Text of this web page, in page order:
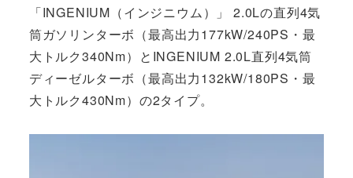
「INGENIUM（インジニウム）」 2.0Lの直列4気
筒ガソリンターボ（最高出力177kW/240PS・最
大トルク340Nm）とINGENIUM 2.0L直列4気筒
ディーゼルターボ（最高出力132kW/180PS・最
大トルク430Nm）の2タイプ。